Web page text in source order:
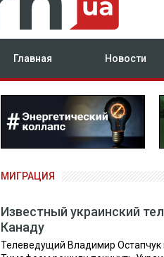
Главная Новости
МИГРАЦИЯ
Известный украинский
Канаду
Телеведущий Владимир Остапчук